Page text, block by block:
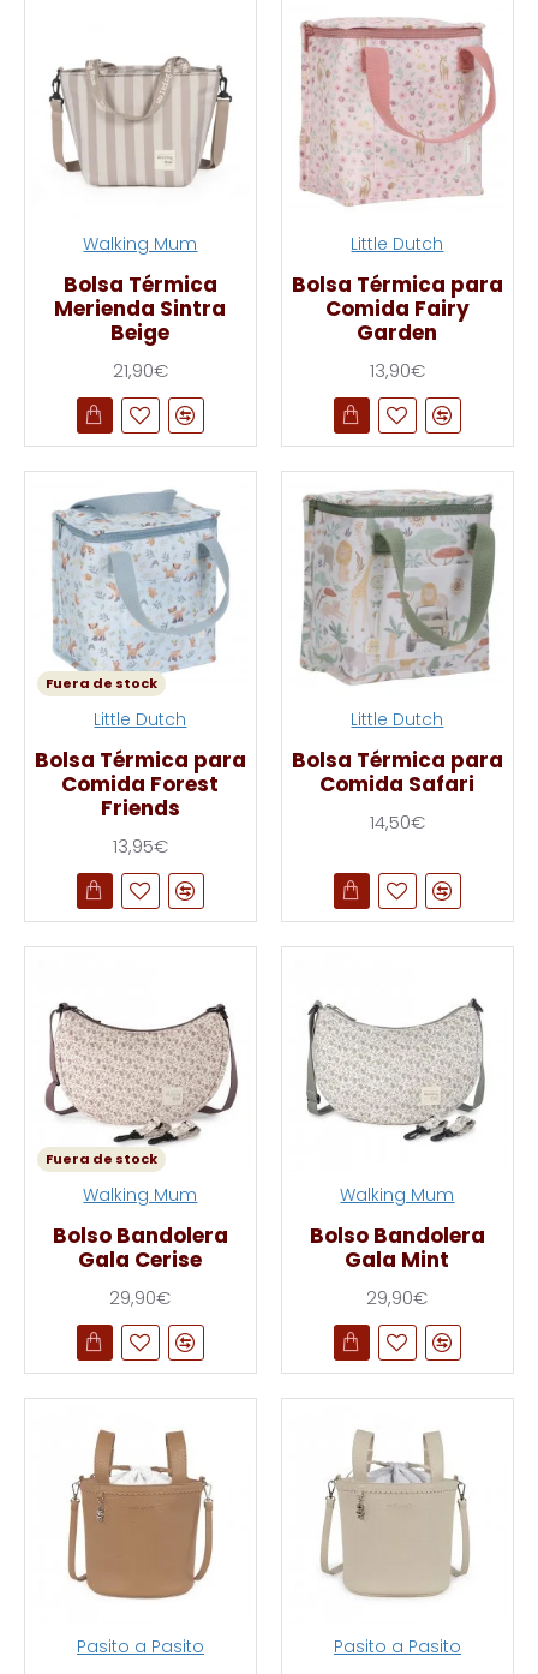
Walking Mum
Bolsa Térmica
Merienda Sintra
Beige
21,90€
Little Dutch
Bolsa Térmica para
Comida Fairy
Garden
13,90€
Fuera de stock
Little Dutch
Bolsa Térmica para
Comida Forest
Friends
13,95€
Little Dutch
Bolsa Térmica para
Comida Safari
14,50€
Fuera de stock
Walking Mum
Bolso Bandolera
Gala Cerise
29,90€
Walking Mum
Bolso Bandolera
Gala Mint
29,90€
Pasito a Pasito Pasito a Pasito